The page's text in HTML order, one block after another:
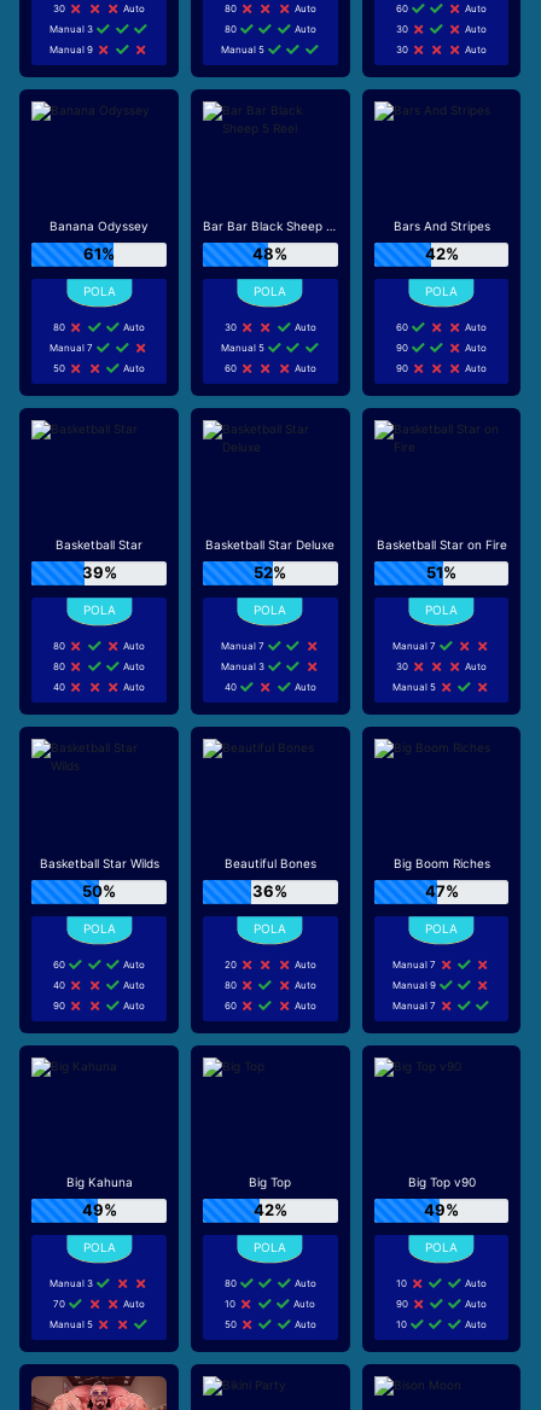
30
Auto
Manual 3
Manual 9
80
Auto
80
Auto
Manual 5
60
Auto
30
Auto
30
Auto
Banana Odyssey
61%
80
Auto
Manual 7
50
Auto
Bar Bar Black Sheep 5 Reel
48%
30
Auto
Manual 5
60
Auto
Bars And Stripes
42%
60
Auto
90
Auto
90
Auto
Basketball Star
39%
80
Auto
80
Auto
40
Auto
Basketball Star Deluxe
52%
Manual 7
Manual 3
40
Auto
Basketball Star on Fire
51%
Manual 7
30
Auto
Manual 5
Basketball Star Wilds
50%
60
Auto
40
Auto
90
Auto
Beautiful Bones
36%
20
Auto
80
Auto
60
Auto
Big Boom Riches
47%
Manual 7
Manual 9
Manual 7
Big Kahuna
49%
Manual 3
70
Auto
Manual 5
Big Top
42%
80
Auto
10
Auto
50
Auto
Big Top v90
49%
10
Auto
90
Auto
10
Auto